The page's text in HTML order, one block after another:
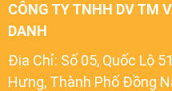
CÔNG TY TNHH DV TM
DANH
Địa Chỉ: Số 05, Quốc Lộ
Hưng, Thành Phố Đồng